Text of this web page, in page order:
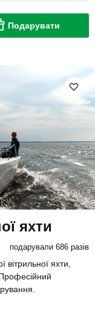
Подарувати
яхти
подарували 686 разів
яхти,